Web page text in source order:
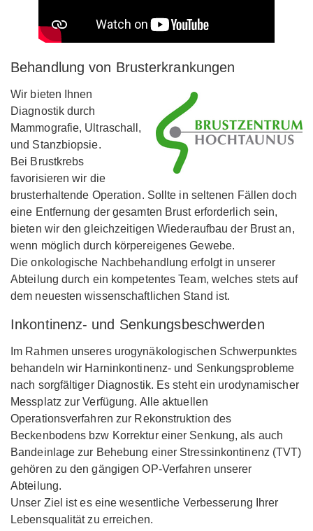
Behandlung von Brusterkrankungen
Wir bieten Ihnen
Diagnostik durch
Mammografie, Ultraschall,
und Stanzbiopsie.
Bei Brustkrebs
favorisieren wir die
brusterhaltende Operation. Sollte in seltenen Fällen doch
eine Entfernung der gesamten Brust erforderlich sein,
bieten wir den gleichzeitigen Wiederaufbau der Brust an,
wenn möglich durch körpereigenes Gewebe.
Die onkologische Nachbehandlung erfolgt in unserer
Abteilung durch ein kompetentes Team, welches stets auf
dem neuesten wissenschaftlichen Stand ist.
Inkontinenz- und Senkungsbeschwerden
Im Rahmen unseres urogynäkologischen Schwerpunktes
behandeln wir Harninkontinenz- und Senkungsprobleme
nach sorgfältiger Diagnostik. Es steht ein urodynamischer
Messplatz zur Verfügung. Alle aktuellen
Operationsverfahren zur Rekonstruktion des
Beckenbodens bzw Korrektur einer Senkung, als auch
Bandeinlage zur Behebung einer Stressinkontinenz (TVT)
gehören zu den gängigen OP-Verfahren unserer
Abteilung.
Unser Ziel ist es eine wesentliche Verbesserung Ihrer
Lebensqualität zu erreichen.